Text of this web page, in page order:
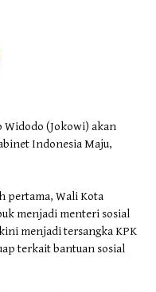
Widodo (Jokowi) akan
Indonesia Maju,
pertama, Wali Kota
menjadi menteri sosial
menjadi tersangka KPK
terkait bantuan sosial